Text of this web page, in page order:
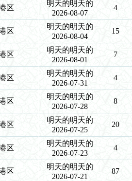
区
明天的明天的
2026-08-07
4
区
明天的明天的
2026-08-04
15
区
明天的明天的
2026-08-01
7
区
明天的明天的
2026-07-31
4
区
明天的明天的
2026-07-28
8
区
明天的明天的
2026-07-25
20
区
明天的明天的
2026-07-23
4
区
明天的明天的
2026-07-21
87